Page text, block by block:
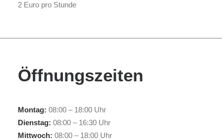
2 Euro pro Stunde
Öffnungszeiten
Montag: 08:00 – 18:00 Uhr
Dienstag: 08:00 – 16:30 Uhr
Mittwoch: 08:00 – 18:00 Uhr